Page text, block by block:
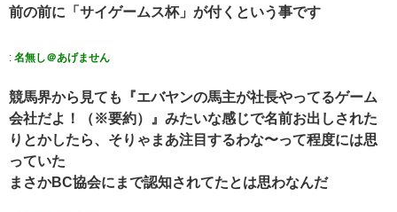
前の前に「サイゲームス杯」が付くという事です
: 名無し＠あげません
競馬界から見ても『エバヤンの馬主が社長やってるゲーム
会社だよ！（※要約）』みたいな感じで名前お出しされた
りとかしたら、そりゃまあ注目するわな〜って程度には思
っていた
まさかBC協会にまで認知されてたとは思わなんだ